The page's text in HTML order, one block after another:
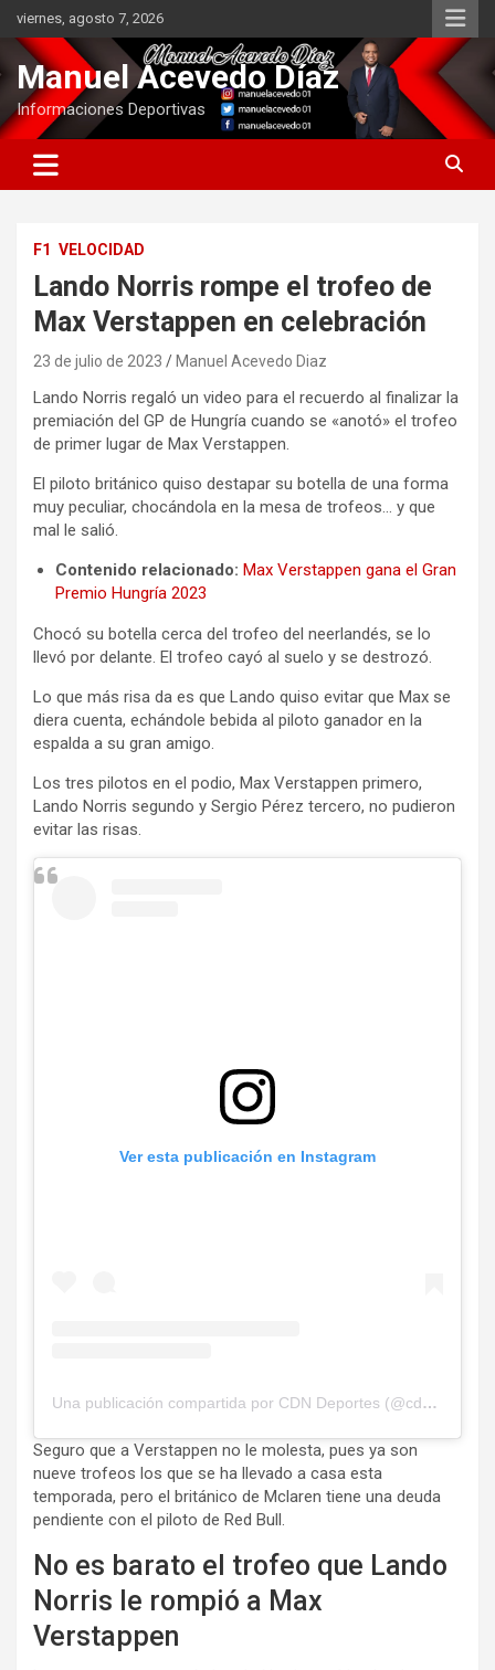
Saltar
contenido
viernes, agosto 7, 2026
Manuel Acevedo Díaz
Informaciones Deportivas
F1 VELOCIDAD
Lando Norris rompe el trofeo de
Max Verstappen en celebración
23 de julio de 2023 Manuel Acevedo Diaz
Lando Norris regaló un video para el recuerdo al finalizar la
premiación del GP de Hungría cuando se «anotó» el trofeo
de primer lugar de Max Verstappen.
El piloto británico quiso destapar su botella de una forma
muy peculiar, chocándola en la mesa de trofeos… y que
mal le salió.
Contenido relacionado: Max Verstappen gana el Gran
Premio Hungría 2023
Chocó su botella cerca del trofeo del neerlandés, se lo
llevó por delante. El trofeo cayó al suelo y se destrozó.
Lo que más risa da es que Lando quiso evitar que Max se
diera cuenta, echándole bebida al piloto ganador en la
espalda a su gran amigo.
Los tres pilotos en el podio, Max Verstappen primero,
Lando Norris segundo y Sergio Pérez tercero, no pudieron
evitar las risas.
Ver esta publicación en Instagram
Una publicación compartida por CDN Deportes (@cdndeportes)
Seguro que a Verstappen no le molesta, pues ya son
nueve trofeos los que se ha llevado a casa esta
temporada, pero el británico de Mclaren tiene una deuda
pendiente con el piloto de Red Bull.
No es barato el trofeo que Lando
Norris le rompió a Max
Verstappen